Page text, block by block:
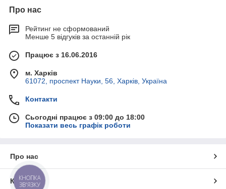
Про нас
Рейтинг не сформований
Менше 5 відгуків за останній рік
Працює з 16.06.2016
м. Харків
61072, проспект Науки, 56, Харків, Україна
Контакти
Сьогодні працює з 09:00 до 18:00
Показати весь графік роботи
Про нас
Контакти
КНОПКА
ЗВ'ЯЗКУ